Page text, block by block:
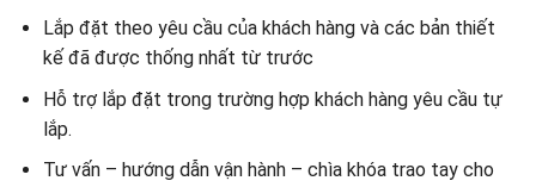
Lắp đặt theo yêu cầu của khách hàng và các bản thiết
kế đã được thống nhất từ trước
Hỗ trợ lắp đặt trong trường hợp khách hàng yêu cầu tự
lắp.
Tư vấn – hướng dẫn vận hành – chìa khóa trao tay cho